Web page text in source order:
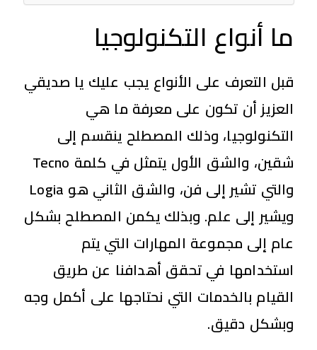
ما أنواع التكنولوجيا
قبل التعرف على الأنواع يجب عليك يا صديقي
العزيز أن تكون على معرفة ما هي
التكنولوجيا، وذلك المصطلح ينقسم إلى
شقين، والشق الأول يتمثل في كلمة Tecno
والتي تشير إلى فن، والشق الثاني هو Logia
ويشير إلى علم. وبذلك يكمن المصطلح بشكل
عام إلى مجموعة المهارات التي يتم
استخدامها في تحقق أهدافنا عن طريق
القيام بالخدمات التي نحتاجها على أكمل وجه
وبشكل دقيق.